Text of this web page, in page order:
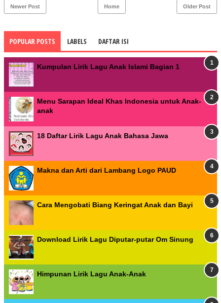
Newer Post Older Post
Home
POPULAR POSTS LABELS DAFTAR ISI
Kumpulan Lirik Lagu Anak Islami Bagian 1
Menu Sarapan Ideal Khas Indonesia untuk Anak-
anak
18 Daftar Lirik Lagu Anak Bahasa Jawa
Makna dan Arti dari Lambang Logo PAUD
Cara Mengobati Biang Keringat Anak dan Bayi
Download Lirik Lagu Diputar-putar Om Sinung
Himpunan Lirik Lagu Anak-Anak